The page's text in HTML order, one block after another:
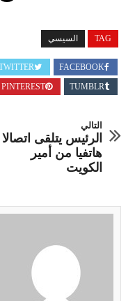
TAG السيسي
FACEBOOK
TWITTER
TUMBLR
PINTEREST
التالي
الرئيس يتلقى اتصالا
هاتفيا من أمير
الكويت